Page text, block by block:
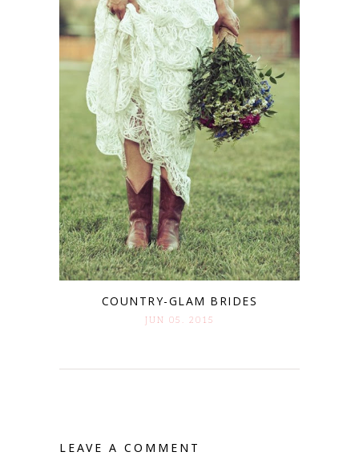
COUNTRY-GLAM BRIDES
JUN 05. 2015
LEAVE A COMMENT